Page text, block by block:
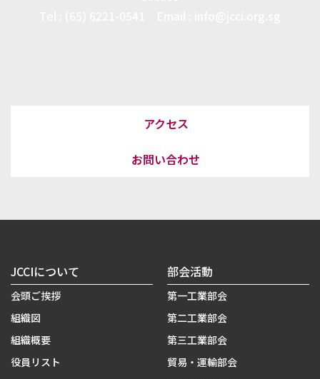
アクセス
お問い合わせ
JCCIについて
会頭ご挨拶
組織図
組織概要
役員リスト
部会活動
第一工業部会
第二工業部会
第三工業部会
貿易・運輸部会